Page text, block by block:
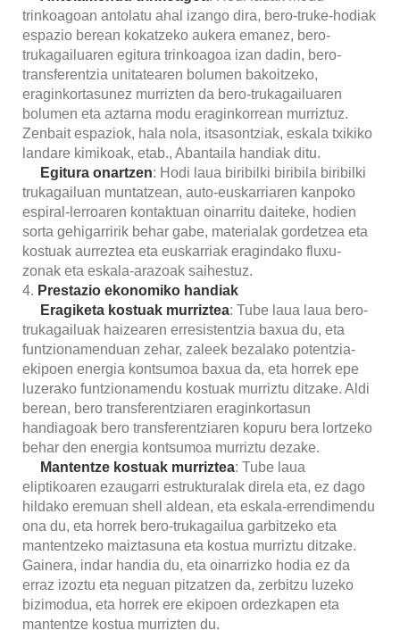
trinkoagoan antolatu ahal izango dira, bero-truke-hodiak
espazio berean kokatzeko aukera emanez, bero-
trukagailuaren egitura trinkoagoa izan dadin, bero-
transferentzia unitatearen bolumen bakoitzeko,
eraginkortasunez murrizten da bero-trukagailuaren
bolumen eta aztarna modu eraginkorrean murriztuz.
Zenbait espaziok, hala nola, itsasontziak, eskala txikiko
landare kimikoak, etab., Abantaila handiak ditu.
Egitura onartzen: Hodi laua biribilki biribila biribilki
trukagailuan muntatzean, auto-euskarriaren kanpoko
espiral-lerroaren kontaktuan oinarritu daiteke, hodien
sorta gehigarririk behar gabe, materialak gordetzea eta
kostuak aurreztea eta euskarriak eragindako fluxu-
zonak eta eskala-arazoak saihestuz.
4. Prestazio ekonomiko handiak
Eragiketa kostuak murriztea: Tube laua laua bero-
trukagailuak haizearen erresistentzia baxua du, eta
funtzionamenduan zehar, zaleek bezalako potentzia-
ekipoen energia kontsumoa baxua da, eta horrek epe
luzerako funtzionamendu kostuak murriztu ditzake. Aldi
berean, bero transferentziaren eraginkortasun
handiagoak bero transferentziaren kopuru bera lortzeko
behar den energia kontsumoa murriztu dezake.
Mantentze kostuak murriztea: Tube laua
eliptikoaren ezaugarri estrukturalak direla eta, ez dago
hildako eremuan shell aldean, eta eskala-errendimendu
ona du, eta horrek bero-trukagailua garbitzeko eta
mantentzeko maiztasuna eta kostua murriztu ditzake.
Gainera, indar handia du, eta oinarrizko hodia ez da
erraz izoztu eta neguan pitzatzen da, zerbitzu luzeko
bizimodua, eta horrek ere ekipoen ordezkapen eta
mantentze kostua murrizten du.